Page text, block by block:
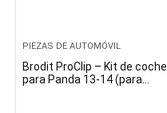
PIEZAS DE AUTOMÓVIL
Brodit ProClip – Kit de coche
para Panda 13-14 (para